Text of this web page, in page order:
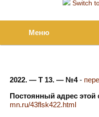
Switch
Меню
2022. — Т 13. — №4-
Постоянный адрес этой
mn.ru/43flsk422.html